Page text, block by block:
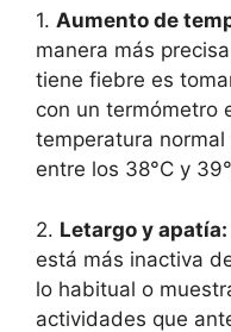
1. Aumento de
manera más
tiene fiebre es
con un termómetro
temperatura
entre los 38°C y
2. Letargo y apatía:
está más inactiva
lo habitual o
actividades que